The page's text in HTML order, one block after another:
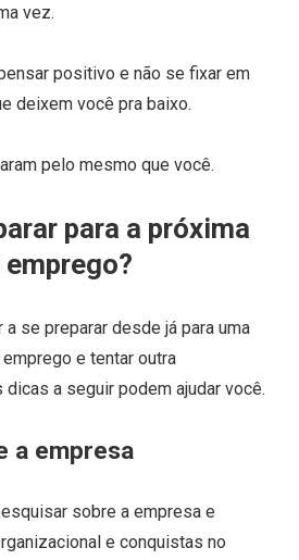
vez.
positivo e não se fixar em
deixem você pra baixo.
pelo mesmo que você.
para a próxima
se preparar desde já para uma
e tentar outra
a seguir podem ajudar você.
a empresa
sobre a empresa e
e conquistas no